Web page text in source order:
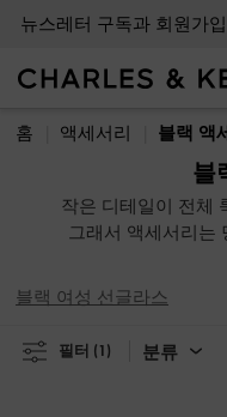
뉴스레터 구독과 회원가
뉴스레터 구독과 회원가
홈 액세서리 블랙 액
블
작은 디테일이 전체
그래서 액세서리는
테크 액세서리까지,
준비되어 있어 폭
블랙 여성 선글라스
필터 (1) 분류